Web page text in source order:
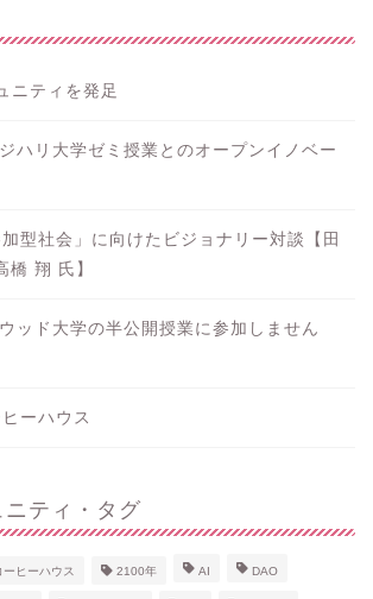
ニティを発足
ジハリ大学ゼミ授業とのオープンイノベー
型社会」に向けたビジョナリー対談【田
橋 翔 氏】
ッド大学の半公開授業に参加しません
ーハウス
ニティ・タグ
ヒーハウス 2100年 AI DAO